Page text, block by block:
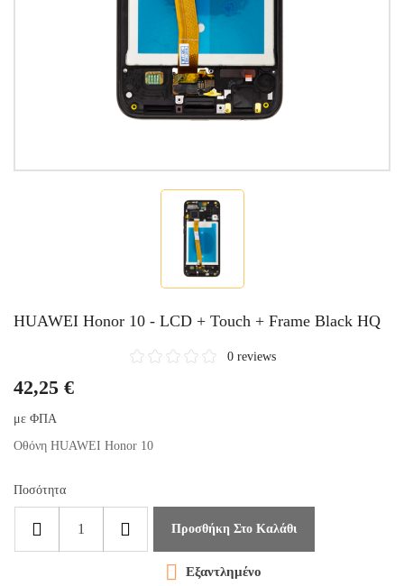
HUAWEI Honor 10 - LCD + Touch + Frame Black HQ
0 reviews
42,25 €
με ΦΠΑ
Οθόνη HUAWEI Honor 10
Ποσότητα
Προσθήκη Στο Καλάθι
 Εξαντλημένο